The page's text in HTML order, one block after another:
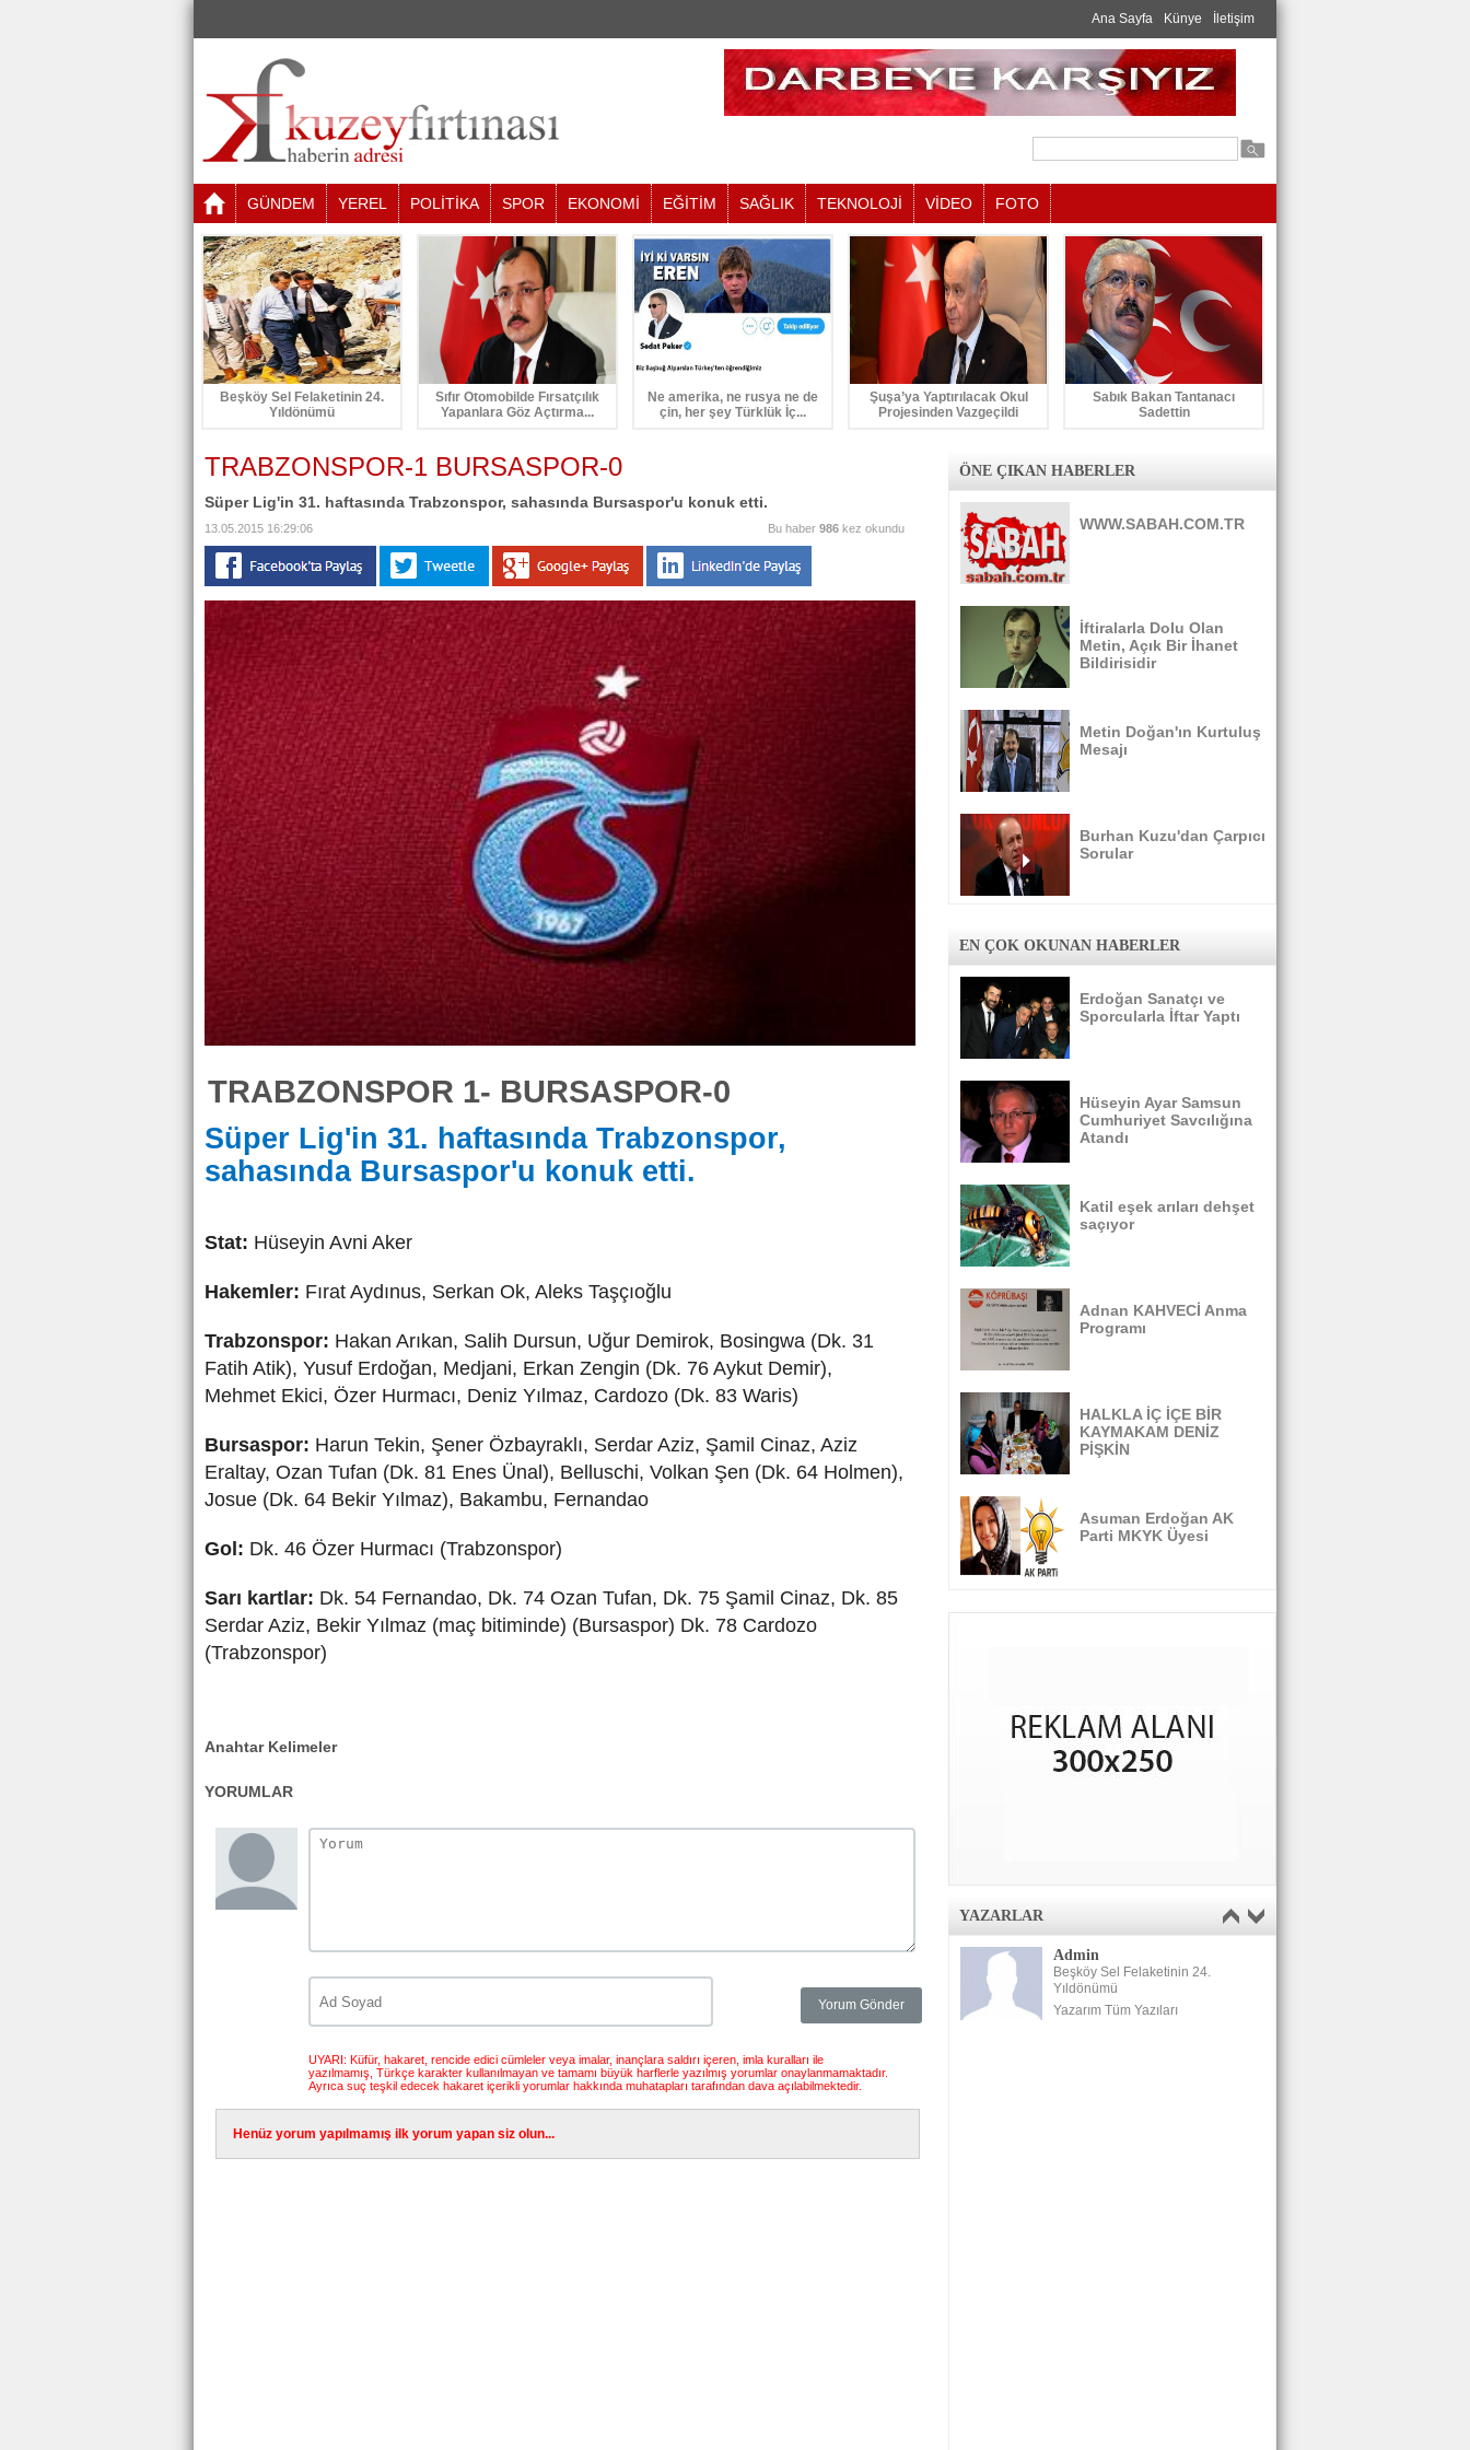
Ana Sayfa Künye İletişim
GÜNDEM YEREL POLİTİKA SPOR EKONOMİ EĞİTİM SAĞLIK TEKNOLOJİ VİDEO FOTO
Beşköy Sel Felaketinin 24.
Yıldönümü
Sıfır Otomobilde Fırsatçılık
Yapanlara Göz Açtırma...
Ne amerika, ne rusya ne de
çin, her şey Türklük İç...
Şuşa’ya Yaptırılacak Okul
Projesinden Vazgeçildi
Sabık Bakan Tantanacı
Sadettin
TRABZONSPOR-1 BURSASPOR-0
Süper Lig'in 31. haftasında Trabzonspor, sahasında Bursaspor'u konuk etti.
13.05.2015 16:29:06 Bu haber 986 kez okundu
TRABZONSPOR 1- BURSASPOR-0
Süper Lig'in 31. haftasında Trabzonspor,
sahasında Bursaspor'u konuk etti.
Stat: Hüseyin Avni Aker
Hakemler: Fırat Aydınus, Serkan Ok, Aleks Taşçıoğlu
Trabzonspor: Hakan Arıkan, Salih Dursun, Uğur Demirok, Bosingwa (Dk. 31
Fatih Atik), Yusuf Erdoğan, Medjani, Erkan Zengin (Dk. 76 Aykut Demir),
Mehmet Ekici, Özer Hurmacı, Deniz Yılmaz, Cardozo (Dk. 83 Waris)
Bursaspor: Harun Tekin, Şener Özbayraklı, Serdar Aziz, Şamil Cinaz, Aziz
Eraltay, Ozan Tufan (Dk. 81 Enes Ünal), Belluschi, Volkan Şen (Dk. 64 Holmen),
Josue (Dk. 64 Bekir Yılmaz), Bakambu, Fernandao
Gol: Dk. 46 Özer Hurmacı (Trabzonspor)
Sarı kartlar: Dk. 54 Fernandao, Dk. 74 Ozan Tufan, Dk. 75 Şamil Cinaz, Dk. 85
Serdar Aziz, Bekir Yılmaz (maç bitiminde) (Bursaspor) Dk. 78 Cardozo
(Trabzonspor)
Anahtar Kelimeler
YORUMLAR
UYARI: Küfür, hakaret, rencide edici cümleler veya imalar, inançlara saldırı içeren, imla kuralları ile
yazılmamış, Türkçe karakter kullanılmayan ve tamamı büyük harflerle yazılmış yorumlar onaylanmamaktadır.
Ayrıca suç teşkil edecek hakaret içerikli yorumlar hakkında muhatapları tarafından dava açılabilmektedir.
Henüz yorum yapılmamış ilk yorum yapan siz olun...
ÖNE ÇIKAN HABERLER
WWW.SABAH.COM.TR
İftiralarla Dolu Olan
Metin, Açık Bir İhanet
Bildirisidir
Metin Doğan'ın Kurtuluş
Mesajı
Burhan Kuzu'dan Çarpıcı
Sorular
EN ÇOK OKUNAN HABERLER
Erdoğan Sanatçı ve
Sporcularla İftar Yaptı
Hüseyin Ayar Samsun
Cumhuriyet Savcılığına
Atandı
Katil eşek arıları dehşet
saçıyor
Adnan KAHVECİ Anma
Programı
HALKLA İÇ İÇE BİR
KAYMAKAM DENİZ
PİŞKİN
Asuman Erdoğan AK
Parti MKYK Üyesi
YAZARLAR
Admin
Beşköy Sel Felaketinin 24.
Yıldönümü
Yazarım Tüm Yazıları